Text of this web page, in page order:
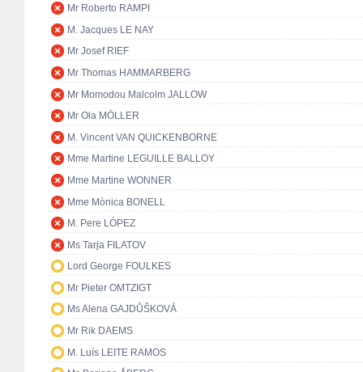
Mr Roberto RAMPI
M. Jacques LE NAY
Mr Josef RIEF
Mr Thomas HAMMARBERG
Mr Momodou Malcolm JALLOW
Mr Ola MÖLLER
M. Vincent VAN QUICKENBORNE
Mme Martine LEGUILLE BALLOY
Mme Martine WONNER
Mme Mònica BONELL
M. Pere LÓPEZ
Ms Tarja FILATOV
Lord George FOULKES
Mr Pieter OMTZIGT
Ms Alena GAJDŮŠKOVÁ
Mr Rik DAEMS
M. Luís LEITE RAMOS